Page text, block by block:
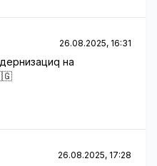
26.08.2025, 16:31
на
26.08.2025, 17:28